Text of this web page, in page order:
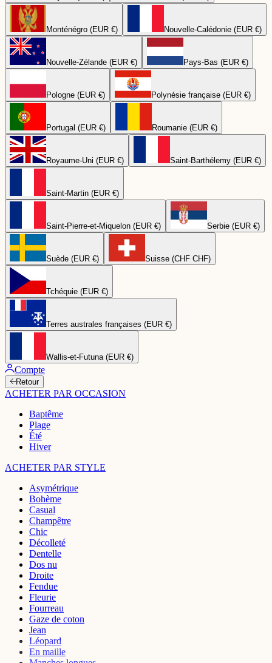
Monténégro (EUR €) Nouvelle-Calédonie (EUR €)
Nouvelle-Zélande (EUR €) Pays-Bas (EUR €)
Pologne (EUR €) Polynésie française (EUR €)
Portugal (EUR €) Roumanie (EUR €)
Royaume-Uni (EUR €) Saint-Barthélemy (EUR €)
Saint-Martin (EUR €)
Saint-Pierre-et-Miquelon (EUR €) Serbie (EUR €)
Suède (EUR €) Suisse (CHF CHF)
Tchéquie (EUR €)
Terres australes françaises (EUR €)
Wallis-et-Futuna (EUR €)
Compte
Retour
ACHETER PAR OCCASION
Baptême
Plage
Été
Hiver
ACHETER PAR STYLE
Asymétrique
Bohème
Casual
Champêtre
Chic
Décolleté
Dentelle
Dos nu
Droite
Fendue
Fleurie
Fourreau
Gaze de coton
Jean
Léopard
En maille